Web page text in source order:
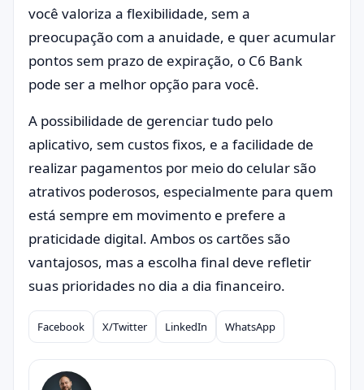
você valoriza a flexibilidade, sem a
preocupação com a anuidade, e quer acumular
pontos sem prazo de expiração, o C6 Bank
pode ser a melhor opção para você.
A possibilidade de gerenciar tudo pelo
aplicativo, sem custos fixos, e a facilidade de
realizar pagamentos por meio do celular são
atrativos poderosos, especialmente para quem
está sempre em movimento e prefere a
praticidade digital. Ambos os cartões são
vantajosos, mas a escolha final deve refletir
suas prioridades no dia a dia financeiro.
Compartilhar
Facebook X/Twitter LinkedIn WhatsApp